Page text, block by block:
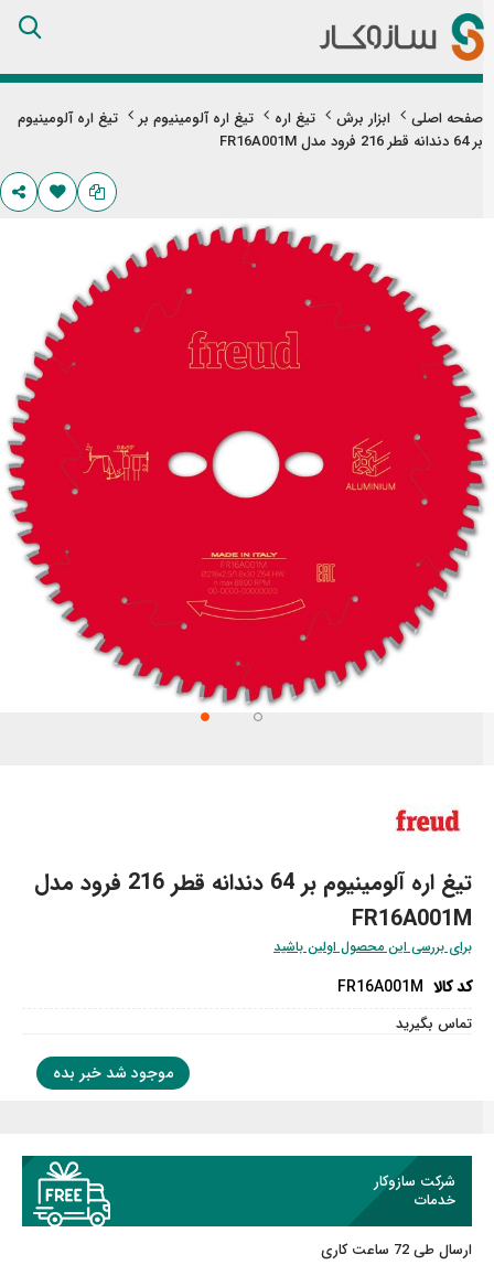
Skip
to
Content
صفحه اصلی ابزار برش تیغ اره تیغ اره آلومینیوم بر
تیغ اره آلومینیوم
بر 64 دندانه قطر 216 فرود مدل FR16A001M
تیغ اره آلومینیوم بر 64 دندانه قطر 216 فرود مدل
FR16A001M
برای بررسی این محصول اولین باشید
کد کالا FR16A001M
تماس بگیرید
موجود شد خبر بده
شرکت سازوکار
خدمات
ارسال طی 72 ساعت کاری